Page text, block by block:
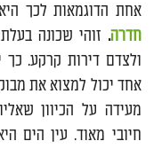
אחת הדוגמאות לכך
חדרה.
ולצדם דירות קרקע. כך
אחד יכול למצוא את
מעידה על הכיוון
חיובי מאוד. עין הים